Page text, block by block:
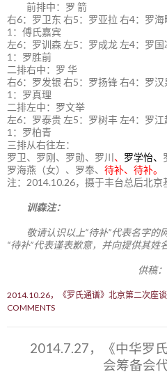
前排中：罗 箭
右6：罗卫东 右5：罗亚拉 右4：罗
1：傅氏嘉宾
左6：罗训森 左5：罗成龙 左4：罗
1：罗胜前
二排右中：罗 华
右6：罗发银 右5：罗扬锋 右4：罗
1：罗真理
二排左中：罗文举
左6：罗泰贵 左5：罗树丰 左4：罗江
1：罗柏青
三排从右往左：
罗卫、罗刚、罗勋、罗川 、 罗学怡、
罗海燕（女）、罗奉、 待补、待补。
注：2014.10.26，摄于丰台总后北京
训森注：
敬请认识以上“待补”代表名字
“待补”代表谨表歉意，并向提供其姓
供稿
2014.10.26，《罗氏通谱》北京第二次座
COMMENTS
2014.7.27，《中华罗
会筹备会